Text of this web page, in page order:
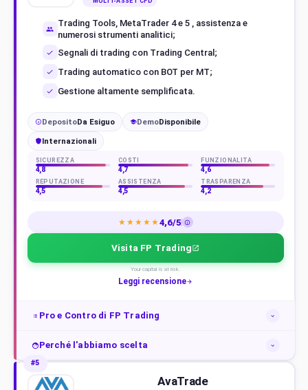
Trading Tools, MetaTrader 4 e 5 , assistenza e
numerosi strumenti analitici;
Segnali di trading con Trading Central;
Trading automatico con BOT per MT;
Gestione altamente semplificata.
€ DepositoDa Esiguo DemoDisponibile
Internazionali
SICUREZZA
4,8
COSTI
4,7
FUNZIONALITÀ
4,6
REPUTAZIONE
4,5
ASSISTENZA
4,5
TRASPARENZA
4,2
★★★★★4,6/5
Visita FP Trading
Your capital is at risk.
Leggi recensione
Pro e Contro di FP Trading
Perché l'abbiamo scelta
#5
AvaTrade